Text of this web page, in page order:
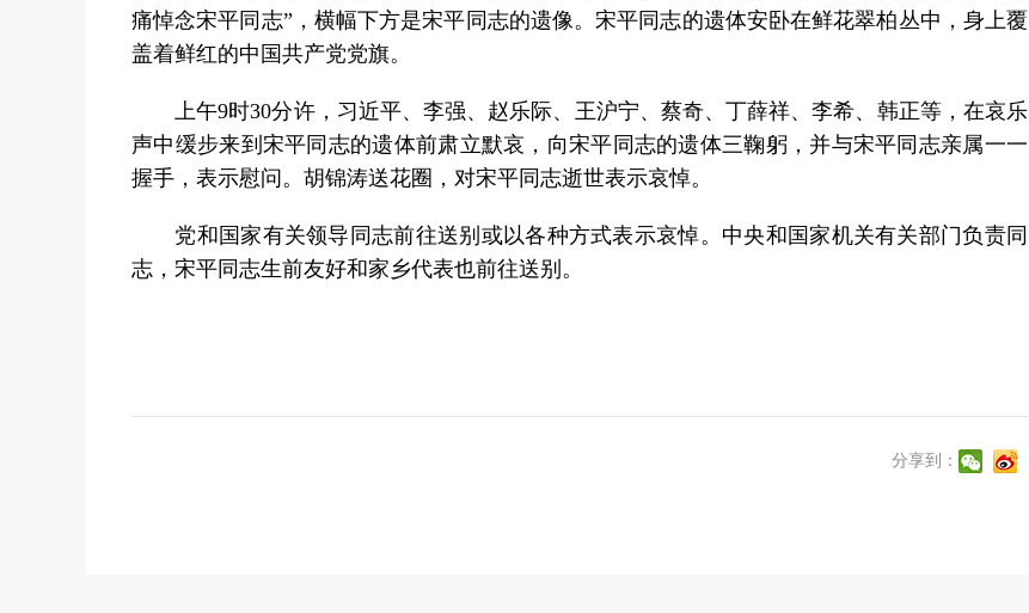
痛悼念宋平同志”，横幅下方是宋平同志的遗像。宋平同志的遗体安卧在鲜花翠柏丛中，身上覆
盖着鲜红的中国共产党党旗。
上午9时30分许，习近平、李强、赵乐际、王沪宁、蔡奇、丁薛祥、李希、韩正等，在哀乐
声中缓步来到宋平同志的遗体前肃立默哀，向宋平同志的遗体三鞠躬，并与宋平同志亲属一一
握手，表示慰问。胡锦涛送花圈，对宋平同志逝世表示哀悼。
党和国家有关领导同志前往送别或以各种方式表示哀悼。中央和国家机关有关部门负责同
志，宋平同志生前友好和家乡代表也前往送别。
分享到：